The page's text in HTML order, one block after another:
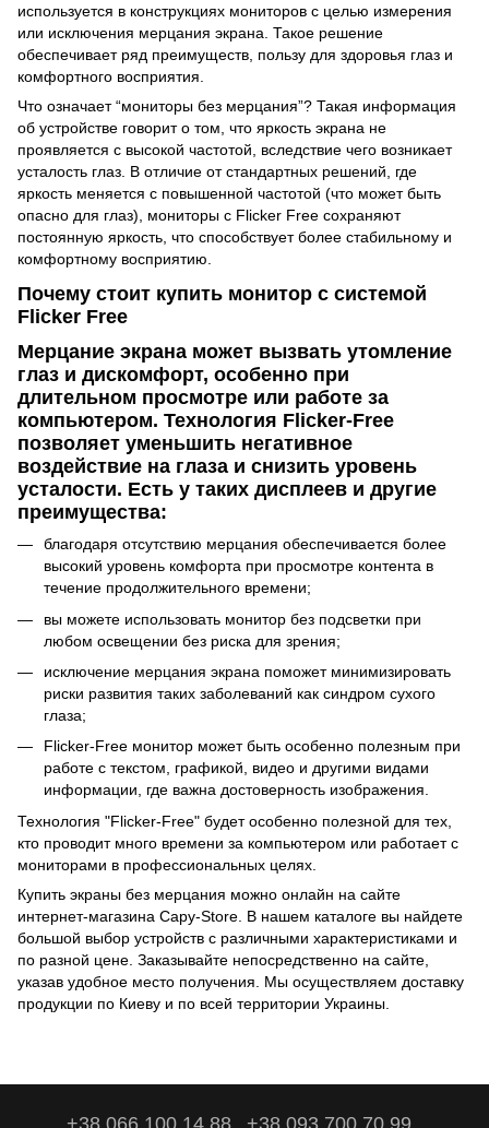
используется в конструкциях мониторов с целью измерения
или исключения мерцания экрана. Такое решение
обеспечивает ряд преимуществ, пользу для здоровья глаз и
комфортного восприятия.
Что означает “мониторы без мерцания”? Такая информация
об устройстве говорит о том, что яркость экрана не
проявляется с высокой частотой, вследствие чего возникает
усталость глаз. В отличие от стандартных решений, где
яркость меняется с повышенной частотой (что может быть
опасно для глаз), мониторы с Flicker Free сохраняют
постоянную яркость, что способствует более стабильному и
комфортному восприятию.
Почему стоит купить монитор с системой
Flicker Free
Мерцание экрана может вызвать утомление
глаз и дискомфорт, особенно при
длительном просмотре или работе за
компьютером. Технология Flicker-Free
позволяет уменьшить негативное
воздействие на глаза и снизить уровень
усталости. Есть у таких дисплеев и другие
преимущества:
благодаря отсутствию мерцания обеспечивается более
высокий уровень комфорта при просмотре контента в
течение продолжительного времени;
вы можете использовать монитор без подсветки при
любом освещении без риска для зрения;
исключение мерцания экрана поможет минимизировать
риски развития таких заболеваний как синдром сухого
глаза;
Flicker-Free монитор может быть особенно полезным при
работе с текстом, графикой, видео и другими видами
информации, где важна достоверность изображения.
Технология "Flicker-Free" будет особенно полезной для тех,
кто проводит много времени за компьютером или работает с
мониторами в профессиональных целях.
Купить экраны без мерцания можно онлайн на сайте
интернет-магазина Capy-Store. В нашем каталоге вы найдете
большой выбор устройств с различными характеристиками и
по разной цене. Заказывайте непосредственно на сайте,
указав удобное место получения. Мы осуществляем доставку
продукции по Киеву и по всей территории Украины.
+38 066 100 14 88 +38 093 700 70 99